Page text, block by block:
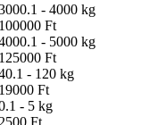
- 4000 kg
Ft
- 5000 kg
Ft
- 120 kg
Ft
- 5 kg
Ft